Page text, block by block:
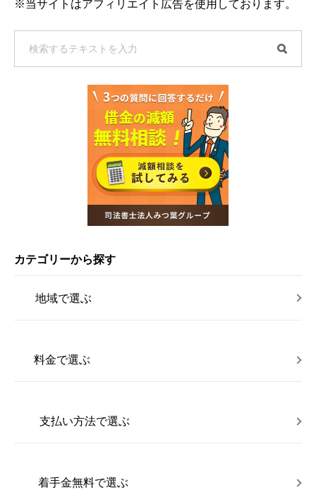
※当サイトはアフィリエイト広告を使用しております。
カテゴリーから探す
地域で選ぶ
料金で選ぶ
支払い方法で選ぶ
着手金無料で選ぶ